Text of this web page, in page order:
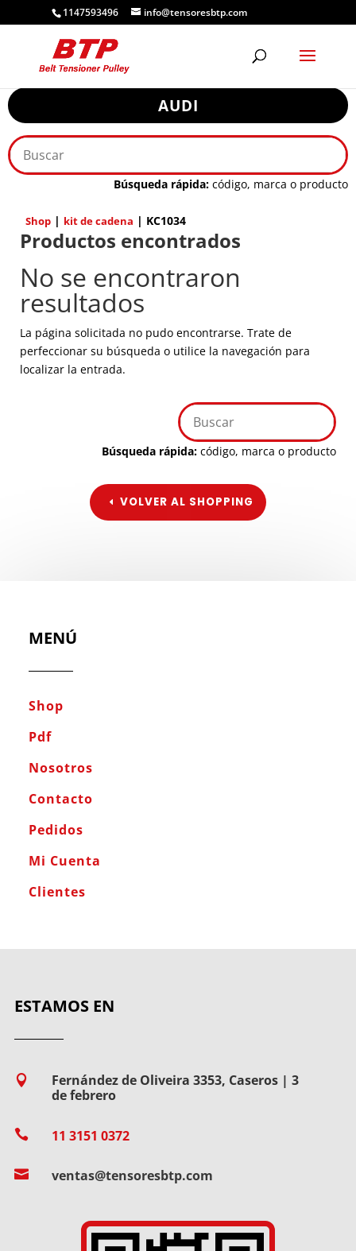
1147593496 info@tensoresbtp.com
AUDI
Búsqueda rápida: código, marca o producto
Shop | kit de cadena | KC1034
Productos encontrados
No se encontraron
resultados
La página solicitada no pudo encontrarse. Trate de
perfeccionar su búsqueda o utilice la navegación para
localizar la entrada.
Búsqueda rápida: código, marca o producto
VOLVER AL SHOPPING
MENÚ
Shop
Pdf
Nosotros
Contacto
Pedidos
Mi Cuenta
Clientes
ESTAMOS EN

Fernández de Oliveira 3353, Caseros | 3
de febrero
 11 3151 0372
 ventas@tensoresbtp.com